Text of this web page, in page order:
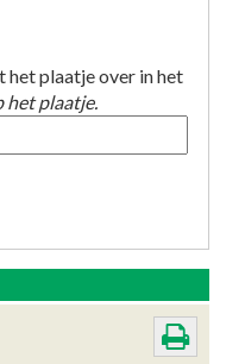
het plaatje over in het
het plaatje.